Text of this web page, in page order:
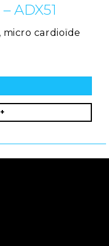
ADX51
micro cardioïde